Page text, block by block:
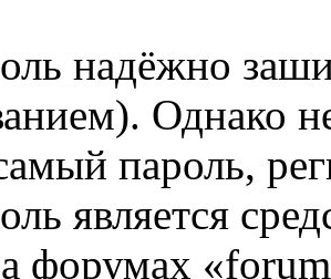
надёжно
Однако
пароль,
является
форумах